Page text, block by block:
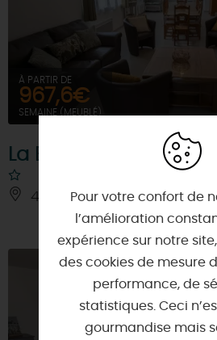
À PARTIR DE
967,6€
SEMAINE (MEUBLÉ)
La Bergerie Gîte 1
45140 - BOULAY-LES-
Pour votre confort de
l’amélioration
expérience sur notre
des cookies de mesure
performance, de
statistiques. Ceci
gourmandise mais